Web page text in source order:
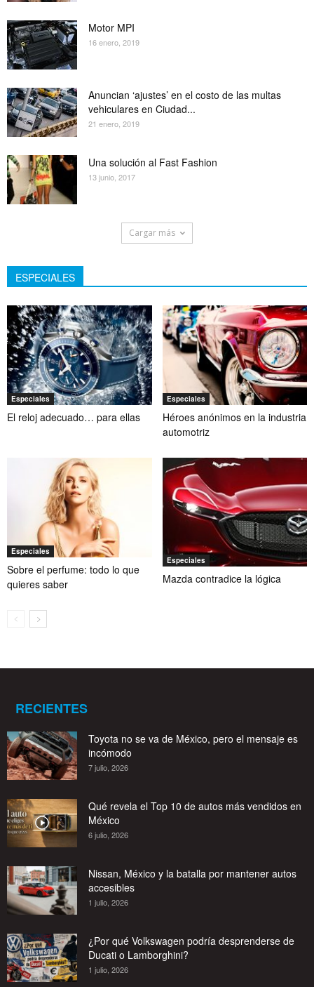
Motor MPI
16 enero, 2019
Anuncian ‘ajustes’ en el costo de las multas
vehiculares en Ciudad...
21 enero, 2019
Una solución al Fast Fashion
13 junio, 2017
Cargar más
ESPECIALES
Especiales
El reloj adecuado… para ellas
Especiales
Héroes anónimos en la industria
automotriz
Especiales
Sobre el perfume: todo lo que
quieres saber
Especiales
Mazda contradice la lógica
RECIENTES
Toyota no se va de México, pero el mensaje es
incómodo
7 julio, 2026
Qué revela el Top 10 de autos más vendidos en
México
6 julio, 2026
Nissan, México y la batalla por mantener autos
accesibles
1 julio, 2026
¿Por qué Volkswagen podría desprenderse de
Ducati o Lamborghini?
1 julio, 2026